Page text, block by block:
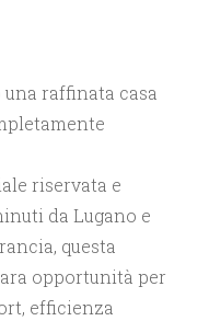
raffinata casa
riservata e
da Lugano e
questa
opportunità per
efficienza